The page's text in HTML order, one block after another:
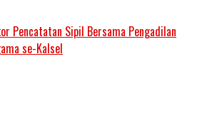
Pencatatan Sipil Bersama Pengadilan
se-Kalsel